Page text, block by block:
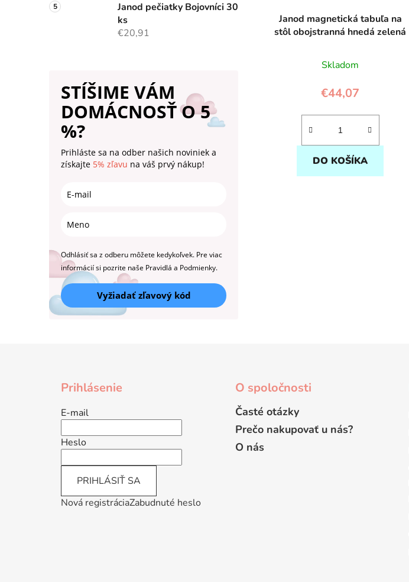
Janod pečiatky Bojovníci 30
ks
€20,91
STÍŠIME VÁM
DOMÁCNOSŤ O 5
%?
Prihláste sa na odber našich noviniek a
získajte 5% zľavu na váš prvý nákup!
Odhlásiť sa z odberu môžete kedykoľvek. Pre viac
informácií si pozrite naše Pravidlá a Podmienky.
Vyžiadať zľavový kód
Janod magnetická tabuľa na
stôl obojstranná hnedá zelená
Skladom
€44,07
DO KOŠÍKA
Prihlásenie
E-mail
Heslo
PRIHLÁSIŤ SA
Nová registráciaZabudnuté heslo
O spoločnosti
Časté otázky
Prečo nakupovať u nás?
O nás